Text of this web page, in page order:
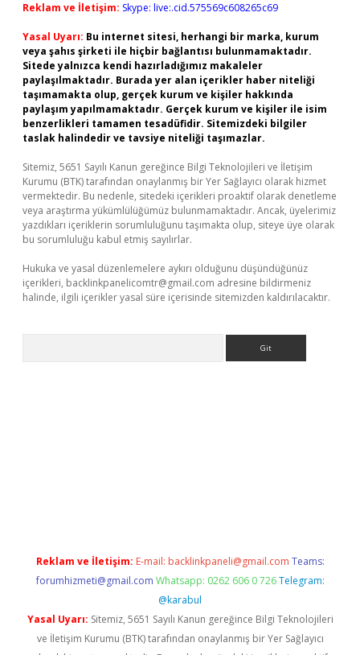
Reklam ve İletişim: Skype: live:.cid.575569c608265c69
Yasal Uyarı: Bu internet sitesi, herhangi bir marka, kurum
veya şahıs şirketi ile hiçbir bağlantısı bulunmamaktadır.
Sitede yalnızca kendi hazırladığımız makaleler
paylaşılmaktadır. Burada yer alan içerikler haber niteliği
taşımamakta olup, gerçek kurum ve kişiler hakkında
paylaşım yapılmamaktadır. Gerçek kurum ve kişiler ile isim
benzerlikleri tamamen tesadüfidir. Sitemizdeki bilgiler
taslak halindedir ve tavsiye niteliği taşımazlar.
Sitemiz, 5651 Sayılı Kanun gereğince Bilgi Teknolojileri ve İletişim
Kurumu (BTK) tarafından onaylanmış bir Yer Sağlayıcı olarak hizmet
vermektedir. Bu nedenle, sitedeki içerikleri proaktif olarak denetleme
veya araştırma yükümlülüğümüz bulunmamaktadır. Ancak, üyelerimiz
yazdıkları içeriklerin sorumluluğunu taşımakta olup, siteye üye olarak
bu sorumluluğu kabul etmiş sayılırlar.
Hukuka ve yasal düzenlemelere aykırı olduğunu düşündüğünüz
içerikleri, backlinkpanelicomtr@gmail.com adresine bildirmeniz
halinde, ilgili içerikler yasal süre içerisinde sitemizden kaldırılacaktır.
Reklam ve İletişim: E-mail: backlinkpaneli@gmail.com Teams:
forumhizmeti@gmail.com Whatsapp: 0262 606 0 726 Telegram:
@karabul
Yasal Uyarı: Sitemiz, 5651 Sayılı Kanun gereğince Bilgi Teknolojileri
ve İletişim Kurumu (BTK) tarafından onaylanmış bir Yer Sağlayıcı